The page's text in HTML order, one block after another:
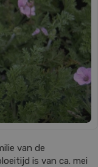
van de
is van ca. mei